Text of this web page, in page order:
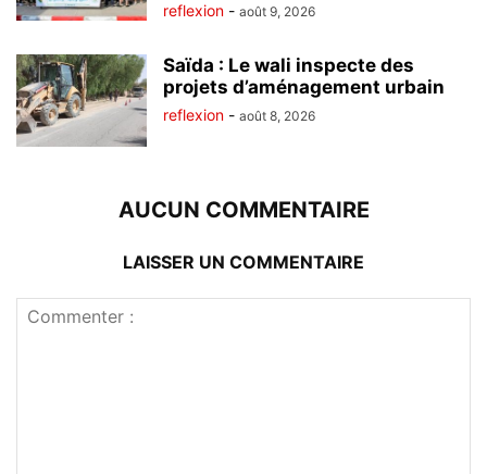
reflexion - août 9, 2026
Saïda : Le wali inspecte des
projets d’aménagement urbain
reflexion - août 8, 2026
AUCUN COMMENTAIRE
LAISSER UN COMMENTAIRE